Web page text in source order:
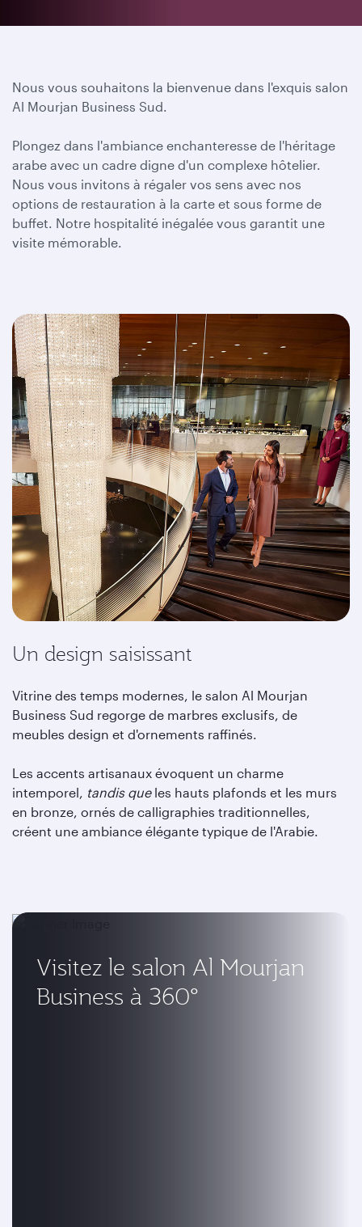
Nous vous souhaitons la bienvenue dans l'exquis salon
Al Mourjan Business Sud.
Plongez dans l'ambiance enchanteresse de l'héritage
arabe avec un cadre digne d'un complexe hôtelier.
Nous vous invitons à régaler vos sens avec nos
options de restauration à la carte et sous forme de
buffet. Notre hospitalité inégalée vous garantit une
visite mémorable.
Un design saisissant
Vitrine des temps modernes, le salon Al Mourjan
Business Sud regorge de marbres exclusifs, de
meubles design et d'ornements raffinés.
Les accents artisanaux évoquent un charme
intemporel, tandis que les hauts plafonds et les murs
en bronze, ornés de calligraphies traditionnelles,
créent une ambiance élégante typique de l'Arabie.
Visitez le salon Al Mourjan
Business à 360°